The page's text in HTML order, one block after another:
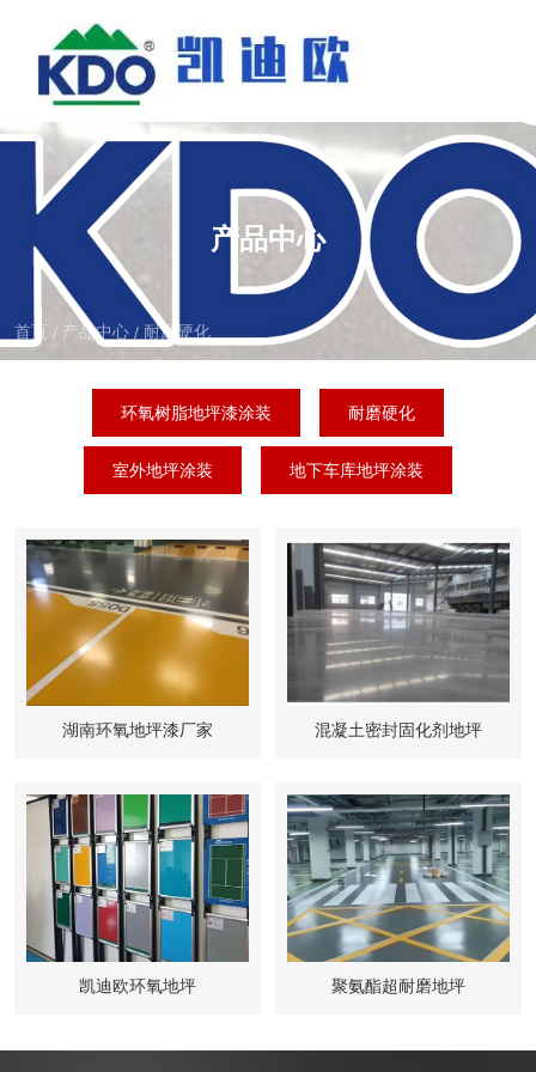
产品中心
首页 / 产品中心 / 耐磨硬化
环氧树脂地坪漆涂装 耐磨硬化
室外地坪涂装 地下车库地坪涂装
湖南环氧地坪漆厂家 混凝土密封固化剂地坪
凯迪欧环氧地坪 聚氨酯超耐磨地坪